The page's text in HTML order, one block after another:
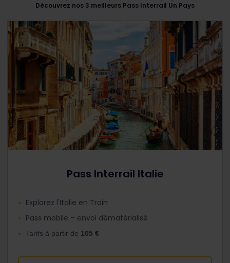
Découvrez nos 3 meilleurs Pass Interrail Un Pays
Pass Interrail Italie
Explorez l'Italie en Train
Pass mobile – envoi dématérialisé
Tarifs à partir de 105 €